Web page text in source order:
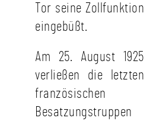
Tor seine Zollfunktion
eingebüßt.
Am 25. August 1925
verließen die letzten
französischen
Besatzungstruppen